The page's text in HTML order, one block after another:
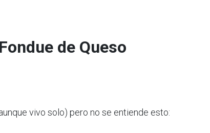
de Queso
vivo solo) pero no se entiende esto: